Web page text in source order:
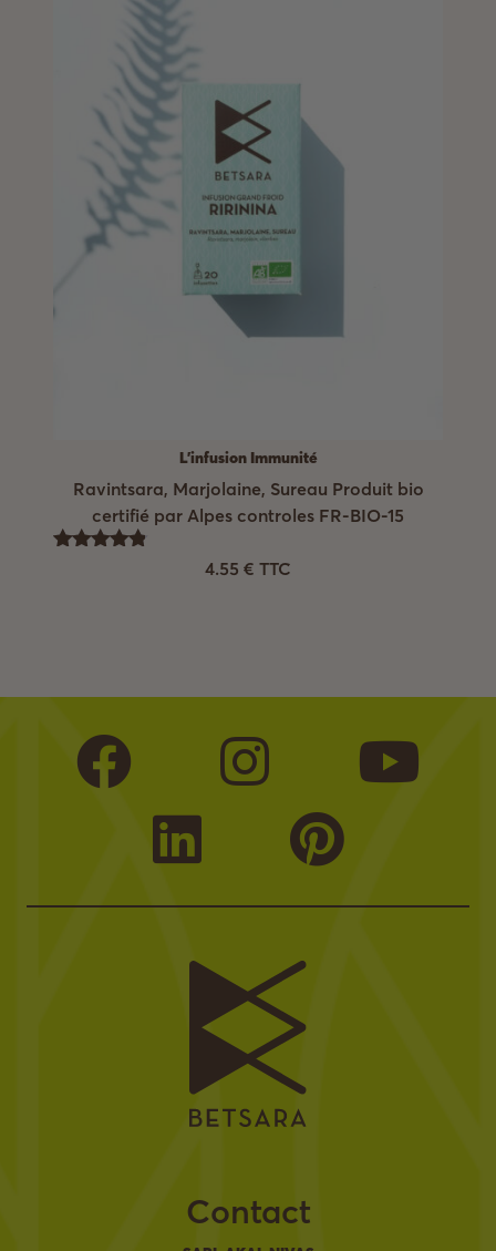
L'infusion Immunité
Ravintsara, Marjolaine, Sureau Produit bio
certifié par Alpes controles FR-BIO-15
4.55 € TTC
Contact